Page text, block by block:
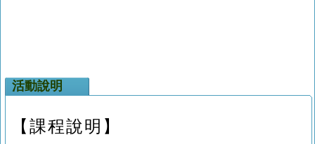
活動說明
【課程說明】